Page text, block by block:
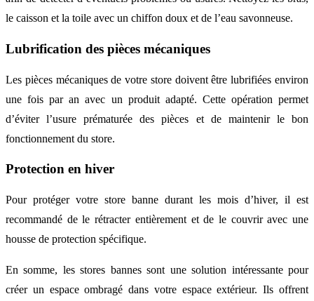
le caisson et la toile avec un chiffon doux et de l’eau savonneuse.
Lubrification des pièces mécaniques
Les pièces mécaniques de votre store doivent être lubrifiées environ
une fois par an avec un produit adapté. Cette opération permet
d’éviter l’usure prématurée des pièces et de maintenir le bon
fonctionnement du store.
Protection en hiver
Pour protéger votre store banne durant les mois d’hiver, il est
recommandé de le rétracter entièrement et de le couvrir avec une
housse de protection spécifique.
En somme, les stores bannes sont une solution intéressante pour
créer un espace ombragé dans votre espace extérieur. Ils offrent